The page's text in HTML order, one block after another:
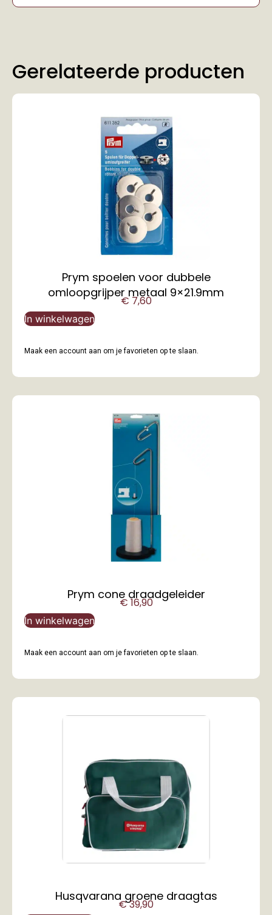
Gerelateerde producten
Prym spoelen voor dubbele
omloopgrijper metaal 9×21.9mm
€7,60
In winkelwagen
Maak een account aan om je favorieten op te slaan.
Prym cone draadgeleider
€16,90
In winkelwagen
Maak een account aan om je favorieten op te slaan.
Husqvarana groene draagtas
€39,90